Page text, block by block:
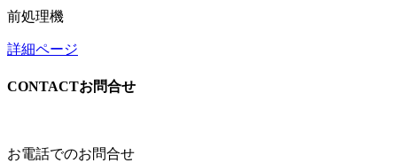
前処理機
詳細ページ
CONTACTお問合せ
お電話でのお問合せ